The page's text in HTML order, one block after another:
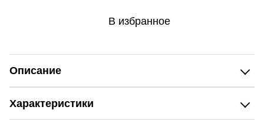
В избранное
Описание
Характеристики